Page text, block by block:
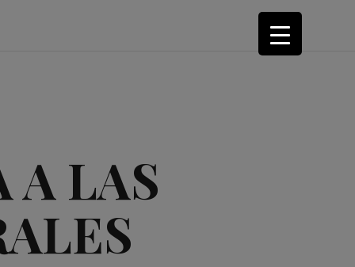
A LAS